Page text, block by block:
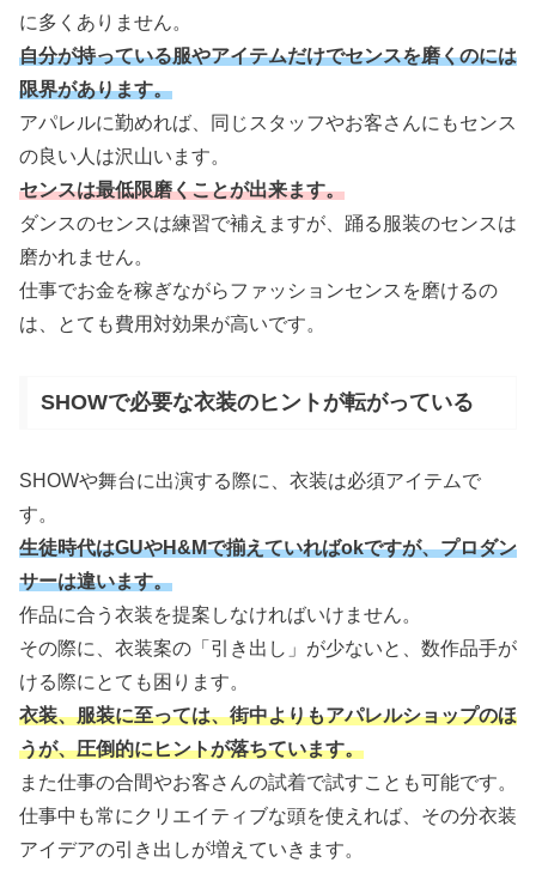
に多くありません。
自分が持っている服やアイテムだけでセンスを磨くのには
限界があります。
アパレルに勤めれば、同じスタッフやお客さんにもセンス
の良い人は沢山います。
センスは最低限磨くことが出来ます。
ダンスのセンスは練習で補えますが、踊る服装のセンスは
磨かれません。
仕事でお金を稼ぎながらファッションセンスを磨けるの
は、とても費用対効果が高いです。
SHOWで必要な衣装のヒントが転がっている
SHOWや舞台に出演する際に、衣装は必須アイテムで
す。
生徒時代はGUやH&Mで揃えていればokですが、プロダン
サーは違います。
作品に合う衣装を提案しなければいけません。
その際に、衣装案の「引き出し」が少ないと、数作品手が
ける際にとても困ります。
衣装、服装に至っては、街中よりもアパレルショップのほ
うが、圧倒的にヒントが落ちています。
また仕事の合間やお客さんの試着で試すことも可能です。
仕事中も常にクリエイティブな頭を使えれば、その分衣装
アイデアの引き出しが増えていきます。